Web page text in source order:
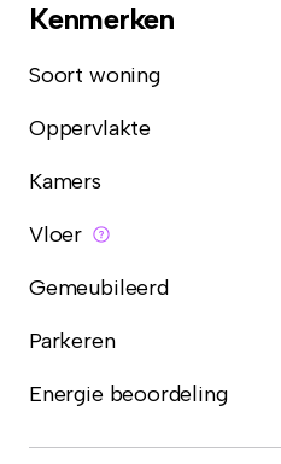
Kenmerken
Soort woning
Oppervlakte
Kamers
Vloer
Gemeubileerd
Parkeren
Energie beoordeling